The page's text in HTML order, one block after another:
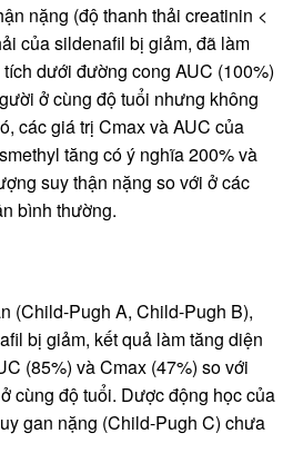
nặng (độ thanh thải creatinin <
của sildenafil bị giảm, đã làm
dưới đường cong AUC (100%)
ở cùng độ tuổi nhưng không
các giá trị Cmax và AUC của
tăng có ý nghĩa 200% và
suy thận nặng so với ở các
bình thường.
(Child-Pugh A, Child-Pugh B),
bị giảm, kết quả làm tăng diện
(85%) và Cmax (47%) so với
cùng độ tuổi. Dược động học của
gan nặng (Child-Pugh C) chưa